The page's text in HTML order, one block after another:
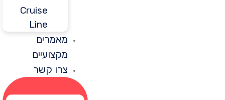
Cruise
מאמרים
מקצועיים
צרו קשר